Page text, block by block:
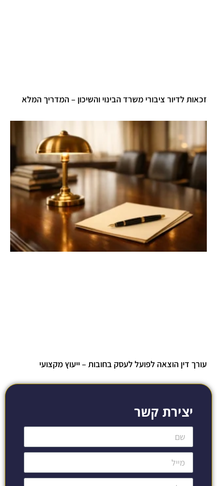
זכאות לדיור ציבורי משרד הבינוי והשיכון – המדריך המלא
עורך דין הוצאה לפועל לעסק בחובות – ייעוץ מקצועי
יצירת קשר